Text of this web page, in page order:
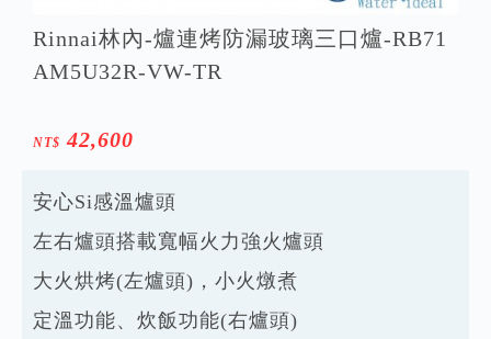
Rinnai林內-爐連烤防漏玻璃三口爐-RB71
AM5U32R-VW-TR
NT$ 42,600
安心Si感溫爐頭
左右爐頭搭載寬幅火力強火爐頭
大火烘烤(左爐頭)，小火燉煮
定溫功能、炊飯功能(右爐頭)